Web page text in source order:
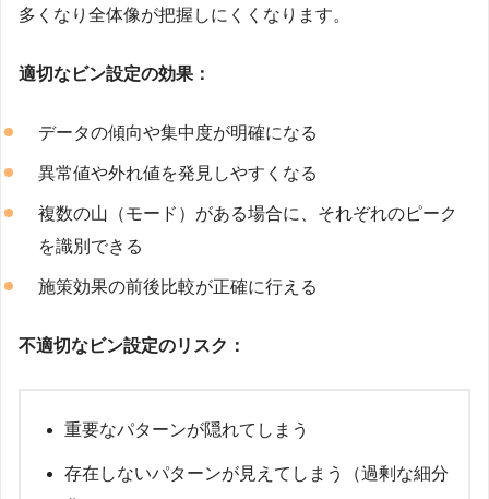
多くなり全体像が把握しにくくなります。
適切なビン設定の効果：
データの傾向や集中度が明確になる
異常値や外れ値を発見しやすくなる
複数の山（モード）がある場合に、それぞれのピーク
を識別できる
施策効果の前後比較が正確に行える
不適切なビン設定のリスク：
重要なパターンが隠れてしまう
存在しないパターンが見えてしまう（過剰な細分